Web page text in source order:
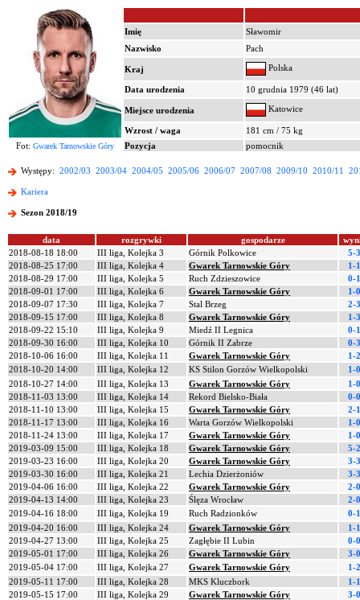
Imię
Sławomir
Nazwisko
Pach
Kraj Polska
Data urodzenia 10 grudnia 1979 (46 lat)
Miejsce urodzenia Katowice
Wzrost / waga
181 cm / 75 kg
Fot: Gwarek Tarnowskie Góry Pozycja pomocnik
Występy: 2002/03 2003/04 2004/05 2005/06 2006/07 2007/08 2009/10 2010/11
Kariera
Sezon 2018/19
data rozgrywki gospodarze
2018-08-18 18:00
III liga, Kolejka 3 Górnik Polkowice
5-3
2018-08-25 17:00
III liga, Kolejka 4 Gwarek Tarnowskie Góry
1-1
2018-08-29 17:00
III liga, Kolejka 5 Ruch Zdzieszowice
0-1
2018-09-01 17:00
III liga, Kolejka 6 Gwarek Tarnowskie Góry
1-0
2018-09-07 17:30
III liga, Kolejka 7 Stal Brzeg
2-3
2018-09-15 17:00
III liga, Kolejka 8 Gwarek Tarnowskie Góry
1-3
2018-09-22 15:10
III liga, Kolejka 9 Miedź II Legnica
0-1
2018-09-30 16:00
III liga, Kolejka 10 Górnik II Zabrze
0-3
2018-10-06 16:00
III liga, Kolejka 11 Gwarek Tarnowskie Góry
1-2
2018-10-20 14:00
III liga, Kolejka 12 KS Stilon Gorzów Wielkopolski
1-0
2018-10-27 14:00
III liga, Kolejka 13 Gwarek Tarnowskie Góry
1-0
2018-11-03 13:00
III liga, Kolejka 14 Rekord Bielsko-Biała
0-0
2018-11-10 13:00
III liga, Kolejka 15 Gwarek Tarnowskie Góry
2-1
2018-11-17 13:00
III liga, Kolejka 16 Warta Gorzów Wielkopolski
1-0
2018-11-24 13:00
III liga, Kolejka 17 Gwarek Tarnowskie Góry
1-0
2019-03-09 15:00
III liga, Kolejka 18 Gwarek Tarnowskie Góry
5-2
2019-03-23 16:00
III liga, Kolejka 20 Gwarek Tarnowskie Góry
3-3
2019-03-30 16:00
III liga, Kolejka 21 Lechia Dzierżoniów
3-3
2019-04-06 16:00
III liga, Kolejka 22 Gwarek Tarnowskie Góry
2-0
2019-04-13 14:00
III liga, Kolejka 23 Ślęza Wrocław
2-0
2019-04-16 18:00
III liga, Kolejka 19 Ruch Radzionków
0-1
2019-04-20 16:00
III liga, Kolejka 24 Gwarek Tarnowskie Góry
1-1
2019-04-27 13:00
III liga, Kolejka 25 Zagłębie II Lubin
0-0
2019-05-01 17:00
III liga, Kolejka 26 Gwarek Tarnowskie Góry
3-0
2019-05-04 17:00
III liga, Kolejka 27 Gwarek Tarnowskie Góry
1-2
2019-05-11 17:00
III liga, Kolejka 28 MKS Kluczbork
1-1
2019-05-15 17:00
III liga, Kolejka 29 Gwarek Tarnowskie Góry
3-0